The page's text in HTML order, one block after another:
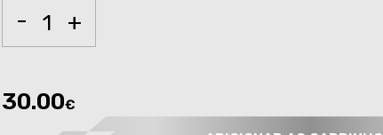
- +
30.00€